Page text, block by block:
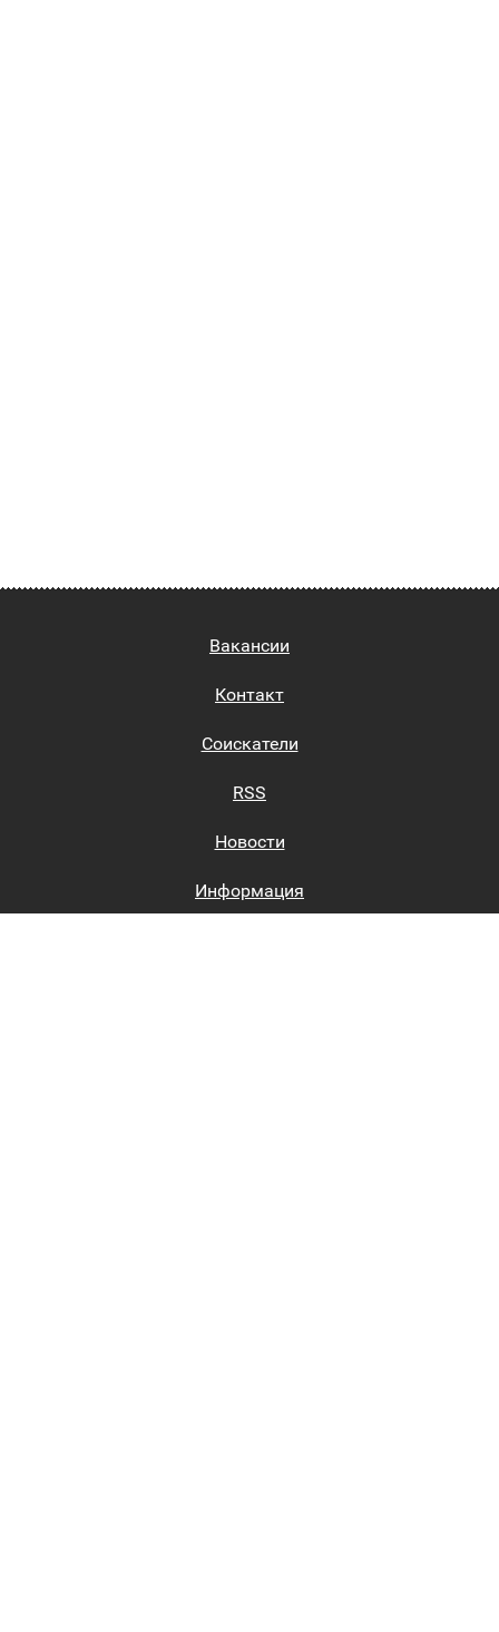
Вакансии
Контакт
Соискатели
RSS
Новости
Информация